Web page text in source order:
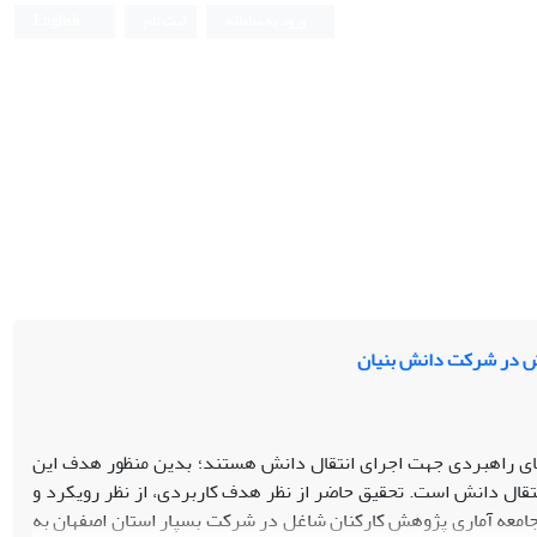
در شرکت دانش بنیان
راهبردی جهت اجرای انتقال دانش هستند؛ بدین منظور هدف این
دانش است. تحقیق حاضر از نظر هدف کاربردی، از نظر رویکرد و
آماری پژوهش کارکنان شاغل در شرکت بسپار استان اصفهان به